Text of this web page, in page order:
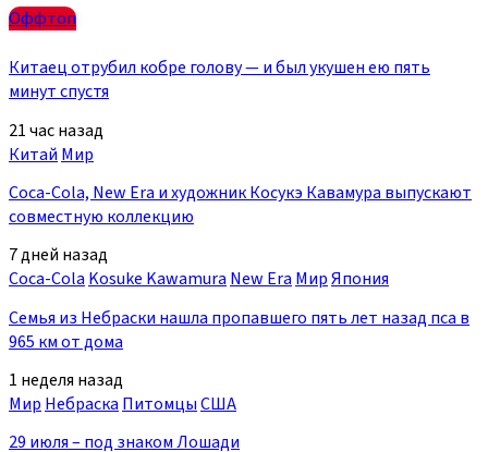
Оффтоп
Китаец отрубил кобре голову — и был укушен ею пять
минут спустя
21 час назад
Китай Мир
Coca-Cola, New Era и художник Косукэ Кавамура выпускают
совместную коллекцию
7 дней назад
Coca-Cola Kosuke Kawamura New Era МирЯпония
Семья из Небраски нашла пропавшего пять лет назад пса в
965 км от дома
1 неделя назад
Мир Небраска ПитомцыСША
29 июля – под знаком Лошади